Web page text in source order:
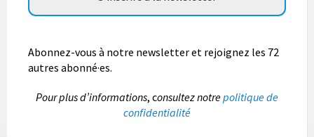
Abonnez-vous à notre newsletter et rejoignez les 72
autres abonné·es.
Pour plus d’informations, consultez notrepolitique de
confidentialité